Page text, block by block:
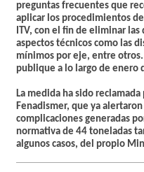
preguntas frecuentes que
aplicar los procedimientos
ITV, con el fin de eliminar
aspectos técnicos como las
mínimos por eje, entre otros.
publique a lo largo de enero
La medida ha sido
Fenadismer, que ya
complicaciones generadas
normativa de 44 toneladas
algunos casos, del propio